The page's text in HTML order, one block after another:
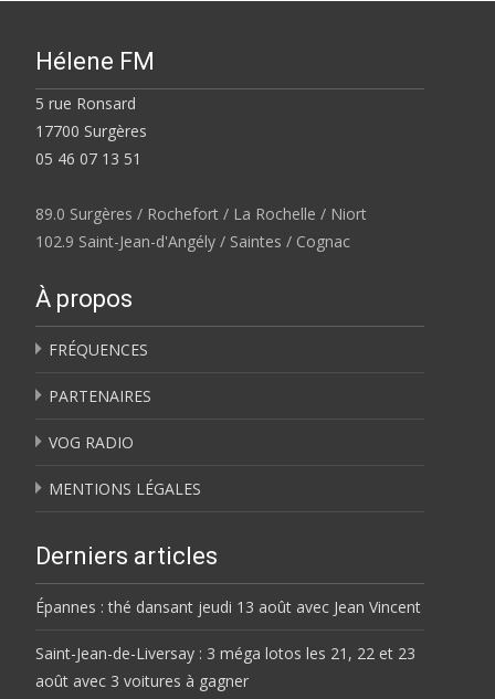
Hélene FM
5 rue Ronsard
17700 Surgères
05 46 07 13 51
89.0 Surgères / Rochefort / La Rochelle / Niort
102.9 Saint-Jean-d'Angély / Saintes / Cognac
À propos
FRÉQUENCES
PARTENAIRES
VOG RADIO
MENTIONS LÉGALES
Derniers articles
Épannes : thé dansant jeudi 13 août avec Jean Vincent
Saint-Jean-de-Liversay : 3 méga lotos les 21, 22 et 23
août avec 3 voitures à gagner